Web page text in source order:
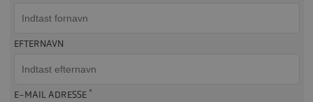
EFTERNAVN
E-MAIL ADRESSE *